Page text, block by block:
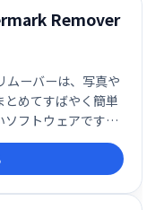
Remover
ーバーは、写真や
とめてすばやく簡単
ソフトウェアです。
除するための 3 つの
オのロゴを削除す
らロゴを削除し、他
ができます。